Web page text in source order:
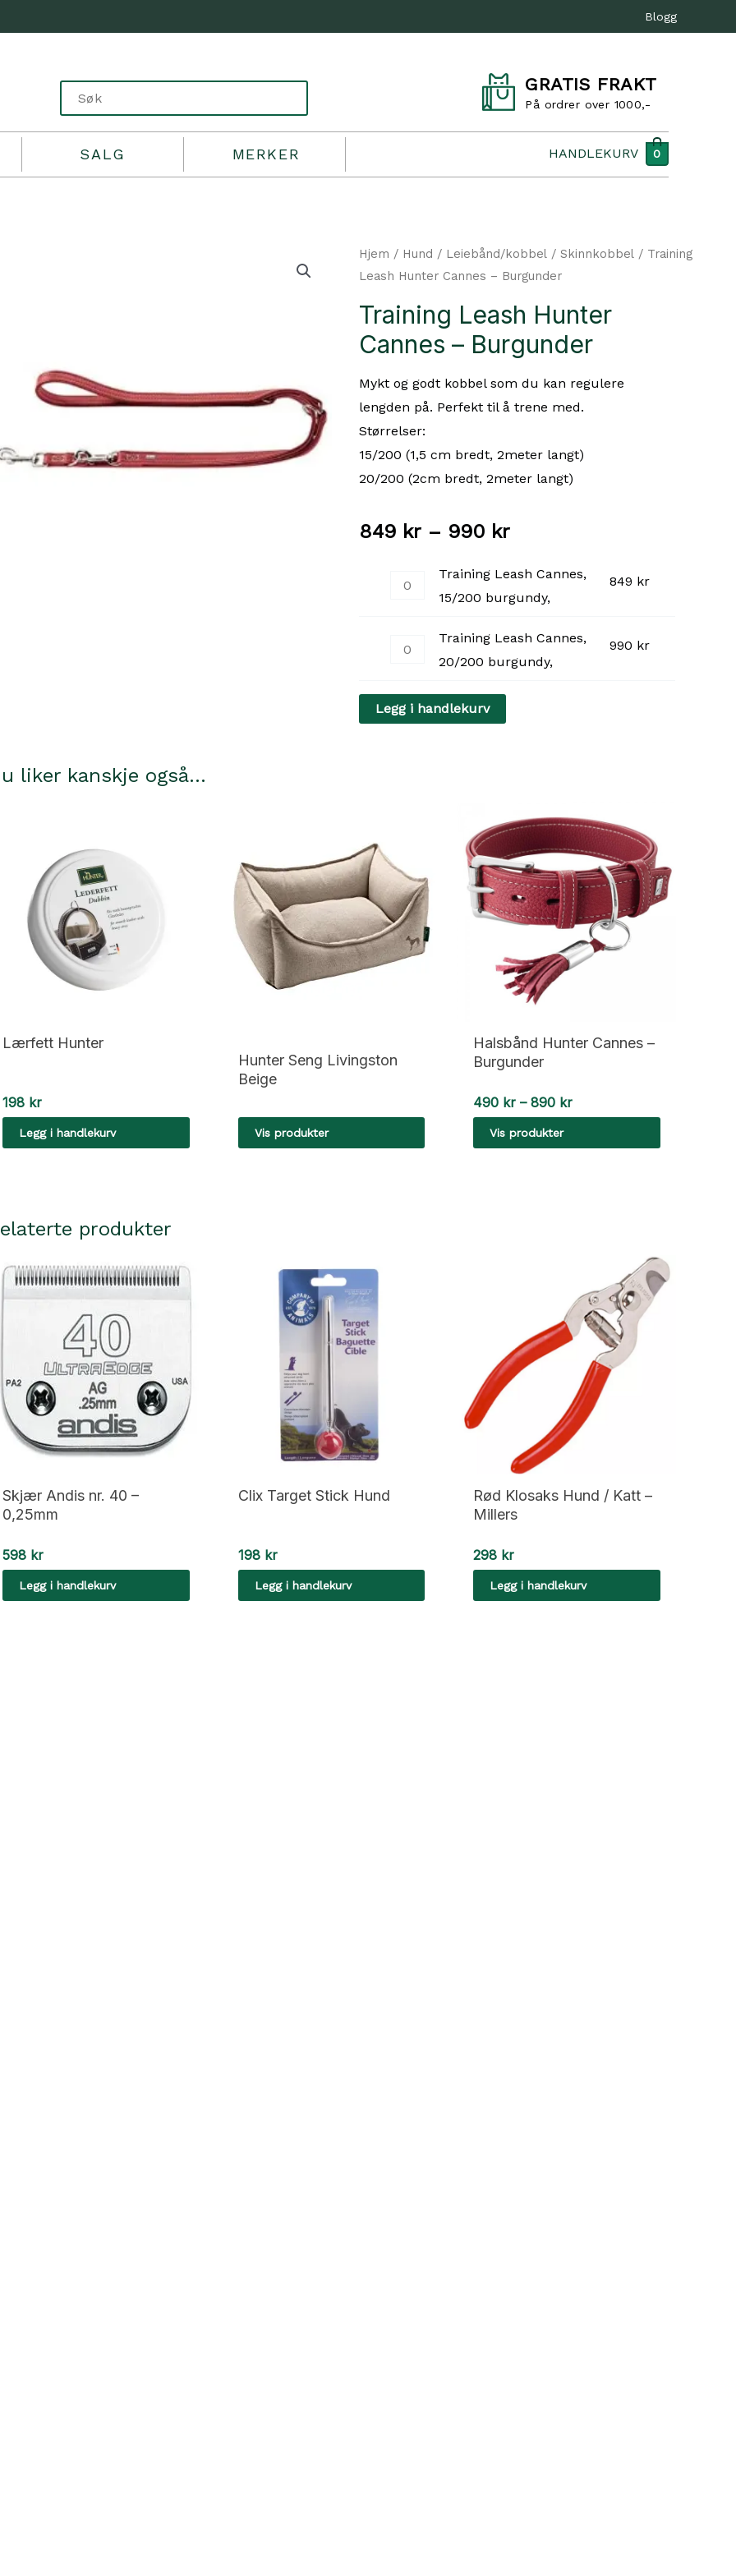
Blogg
GRATIS FRAKT
På ordrer over 1000,-
SALG MERKER HANDLEKURV 0
Hjem / Hund / Leiebånd/kobbel /Skinnkobbel / Training
Leash Hunter Cannes – Burgunder
Training Leash Hunter
Cannes – Burgunder
Mykt og godt kobbel som du kan regulere
lengden på. Perfekt til å trene med.
Størrelser:
15/200 (1,5 cm bredt, 2meter langt)
20/200 (2cm bredt, 2meter langt)
849 kr – 990 krPrisområde:
849 kr
til
990 kr
Training
antall
Training Leash Cannes,
15/200 burgundy,
849 kr
Training
Cannes,
20/200
Training Leash Cannes,
20/200 burgundy,
990 kr
Legg i handlekurv
liker kanskje også…
Lærfett Hunter
198 kr
Legg i handlekurv
Hunter Seng Livingston
Beige
Vis produkter
Halsbånd Hunter Cannes –
Burgunder
490 kr – 890 krPrisområde:
490 kr
890 kr
Vis produkter
produkter
Skjær Andis nr. 40 –
0,25mm
598 kr
Legg i handlekurv
Clix Target Stick Hund
198 kr
Legg i handlekurv
Rød Klosaks Hund / Katt –
Millers
298 kr
Legg i handlekurv